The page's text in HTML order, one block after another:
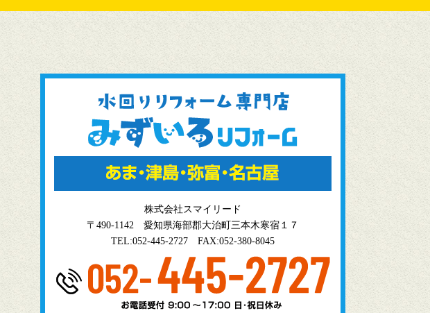
株式会社スマイリード
〒490-1142 愛知県海部郡大治町三本木寒宿１７
TEL:052-445-2727 FAX:052-380-8045